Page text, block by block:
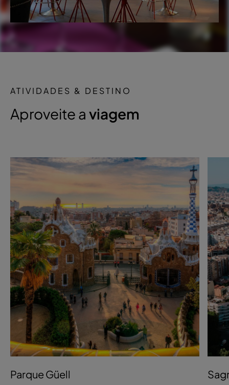
ATIVIDADES & DESTINO
Aproveite a viagem
Parque Güell